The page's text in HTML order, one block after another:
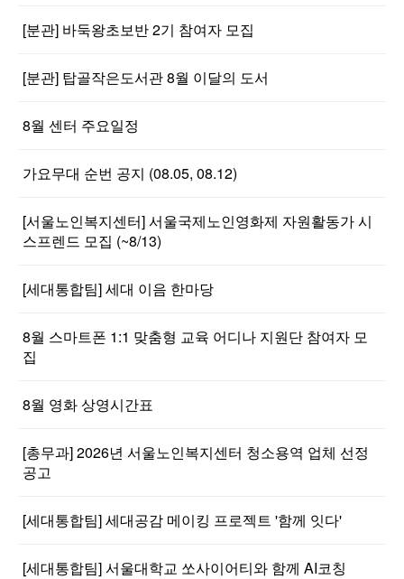
[분관] 바둑왕초보반 2기 참여자 모집
[분관] 탑골작은도서관 8월 이달의 도서
8월 센터 주요일정
가요무대 순번 공지 (08.05, 08.12)
[서울노인복지센터] 서울국제노인영화제 자원활동가 시
스프렌드 모집 (~8/13)
[세대통합팀] 세대 이음 한마당
8월 스마트폰 1:1 맞춤형 교육 어디나 지원단 참여자 모
집
8월 영화 상영시간표
[총무과] 2026년 서울노인복지센터 청소용역 업체 선정
공고
[세대통합팀] 세대공감 메이킹 프로젝트 '함께 잇다'
[세대통합팀] 서울대학교 쏘사이어티와 함께 AI코칭